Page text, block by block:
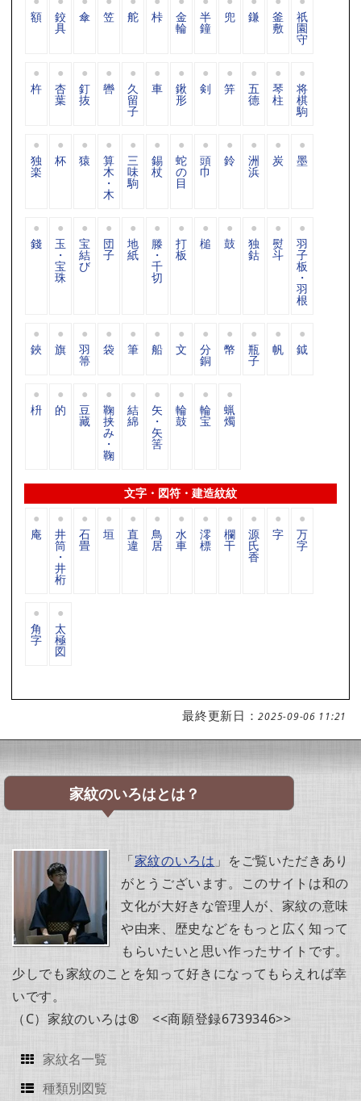
額 鉸
具
傘 笠 舵 桛 金
輪
半
鐘
兜 鎌 釜
敷
祇
園
守
杵 杏
葉
釘
抜
轡 久
留
子
車 鍬
形
剣 笄 五
德
琴
柱
将
棋
駒
独
楽
杯 猿 算
木
・
木
三
味
駒
錫
杖
蛇
の
目
頭
巾
鈴 洲
浜
炭 墨
錢 玉
・
宝
珠
宝
結
び
団
子
地
紙
滕
・
千
切
打
板
槌 鼓 独
鈷
熨
斗
羽
子
板
・
羽
根
鋏 旗 羽
箒
袋 筆 船 文 分
銅
幣 瓶
子
帆 鉞
枡 的 豆
藏
鞠
挟
み
・
鞠
結
綿
矢
・
矢
筈
輪
鼓
輪
宝
蝋
燭
文字・図符・建造紋紋
庵 井
筒
・
井
桁
石
畳
垣 直
違
鳥
居
水
車
澪
標
欄
干
源
氏
香
字 万
字
角
字
太
極
図
最終更新日：2025-09-06 11:21
家紋のいろはとは？
「家紋のいろは 」をご覧いただきあり
がとうございます。このサイトは和の
文化が大好きな管理人が、家紋の意味
や由来、歴史などをもっと広く知って
もらいたいと思い作ったサイトです。
少しでも家紋のことを知って好きになってもらえれば幸
いです。
（C）家紋のいろは® <<商願登録6739346>>
家紋名一覧
種類別図覧